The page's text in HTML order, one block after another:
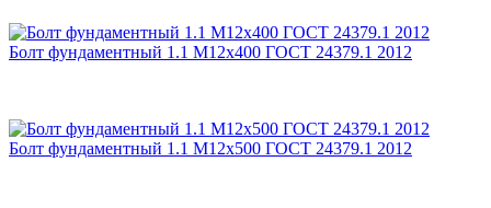
Болт фундаментный 1.1 М12х400 ГОСТ 24379.1 2012
Болт фундаментный 1.1 М12х500 ГОСТ 24379.1 2012